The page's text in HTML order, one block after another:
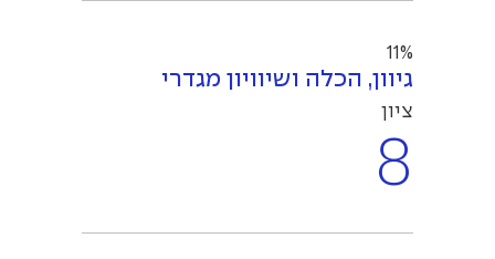
11%
גיוון, הכלה ושיוויון מגדרי
ציון
8